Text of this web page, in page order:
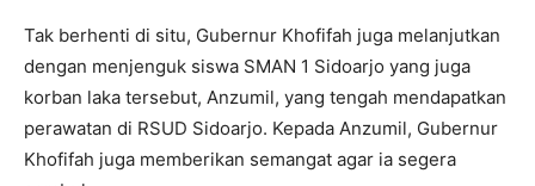
Tak berhenti di situ, Gubernur Khofifah juga melanjutkan
dengan menjenguk siswa SMAN 1 Sidoarjo yang juga
korban laka tersebut, Anzumil, yang tengah mendapatkan
perawatan di RSUD Sidoarjo. Kepada Anzumil, Gubernur
Khofifah juga memberikan semangat agar ia segera